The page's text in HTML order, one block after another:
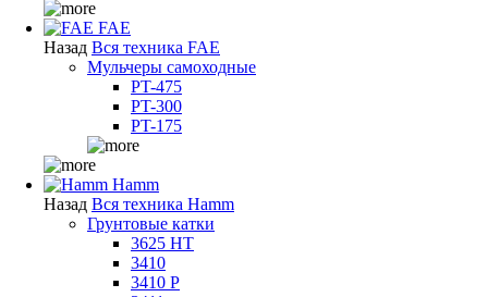
FAE
Назад Вся техника FAE
Мульчеры самоходные
PT-475
PT-300
PT-175
Hamm
Назад Вся техника Hamm
Грунтовые катки
3625 HT
3410
3410 P